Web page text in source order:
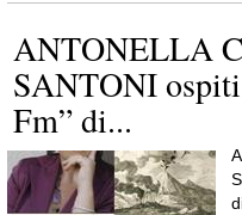
ANTONELLA
SANTONI
Fm” di...